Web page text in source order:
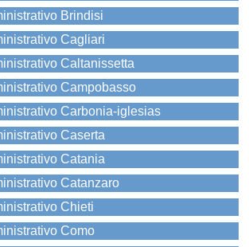
Brindisi
Cagliari
Caltanissetta
Campobasso
Carbonia-iglesias
Caserta
Catania
Catanzaro
Chieti
Como